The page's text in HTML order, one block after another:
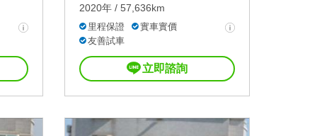
2020年 / 57,636km
里程保證
實車實價
友善試車
立即諮詢